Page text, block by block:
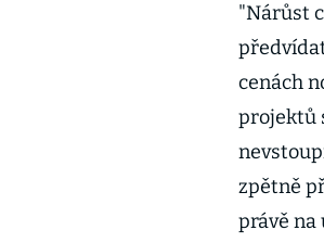
"Nárůst
cenách
projektů
zpětně
právě na